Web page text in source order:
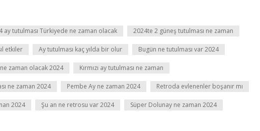
ay tutulması Türkiyede ne zaman olacak 2024te 2 güneş tutulması ne zaman
etkiler Ay tutulması kaç yılda bir olur Bugün ne tutulması var 2024
zaman olacak 2024 Kırmızı ay tutulması ne zaman
ne zaman 2024 Pembe Ay ne zaman 2024 Retroda evlenenler boşanır mı
2024 Şu an ne retrosu var 2024 Süper Dolunay ne zaman 2024